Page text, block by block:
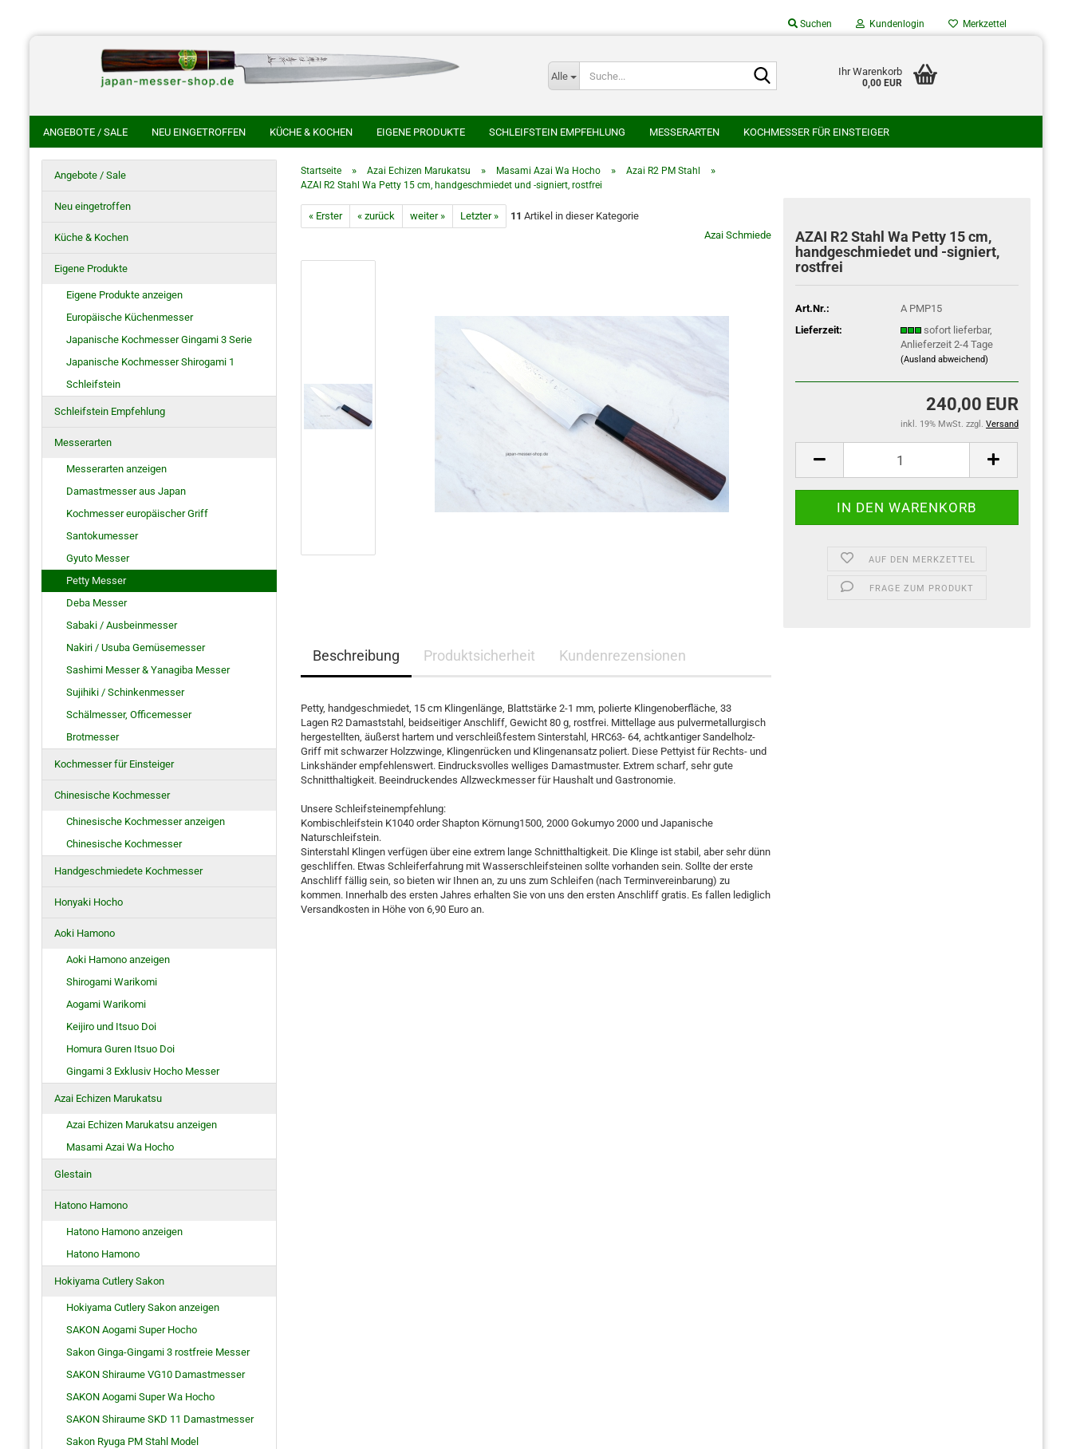
Suchen Kundenlogin
Passwort
Merkzettel
Alle Ihr Warenkorb
0,00 EUR
ANGEBOTE / SALE NEU EINGETROFFEN KÜCHE & KOCHEN EIGENE PRODUKTE SCHLEIFSTEIN EMPFEHLUNG MESSERARTEN KOCHMESSER FÜR EINSTEIGER
HANDGESCHMIEDETE KOCHMESSER HONYAKI HOCHO AOKI HAMONO AZAI ECHIZEN MARUKATSU
JAPANISCHE SCHLEIFSTEINE JAPANISCHE NATURSCHLEIFSTEINE
Startseite » Azai Echizen Marukatsu » Masami Azai Wa Hocho » Azai R2 PM Stahl »
AZAI R2 Stahl Wa Petty 15 cm, handgeschmiedet und -signiert, rostfrei
« Erster « zurück weiter » Letzter » 11 Artikel in dieser Kategorie
Azai Schmiede
AZAI R2 Stahl Wa Petty 15 cm,
handgeschmiedet und -signiert,
rostfrei
Art.Nr.:
A PMP15
Lieferzeit:
sofort lieferbar,
Anlieferzeit 2-4 Tage
(Ausland abweichend)
240,00 EUR
inkl. 19% MwSt. zzgl. Versand
AUF DEN MERKZETTEL
FRAGE ZUM PRODUKT
Beschreibung Produktsicherheit Kundenrezensionen
Petty, handgeschmiedet, 15 cm Klingenlänge, Blattstärke 2-1 mm, polierte Klingenoberfläche, 33
Lagen R2 Damaststahl, beidseitiger Anschliff, Gewicht 80 g, rostfrei. Mittellage aus pulvermetallurgisch
hergestellten, äußerst hartem und verschleißfestem Sinterstahl, HRC63- 64, achtkantiger Sandelholz-
Griff mit schwarzer Holzzwinge, Klingenrücken und Klingenansatz poliert. Diese Pettyist für Rechts- und
Linkshänder empfehlenswert. Eindrucksvolles welliges Damastmuster. Extrem scharf, sehr gute
Schnitthaltigkeit. Beeindruckendes Allzweckmesser für Haushalt und Gastronomie.
Unsere Schleifsteinempfehlung:
Kombischleifstein K1040 order Shapton Körnung1500, 2000 Gokumyo 2000 und Japanische
Naturschleifstein.
Sinterstahl Klingen verfügen über eine extrem lange Schnitthaltigkeit. Die Klinge ist stabil, aber sehr dünn
geschliffen. Etwas Schleiferfahrung mit Wasserschleifsteinen sollte vorhanden sein. Sollte der erste
Anschliff fällig sein, so bieten wir Ihnen an, zu uns zum Schleifen (nach Terminvereinbarung) zu
kommen. Innerhalb des ersten Jahres erhalten Sie von uns den ersten Anschliff gratis. Es fallen lediglich
Versandkosten in Höhe von 6,90 Euro an.
Angebote / Sale
Neu eingetroffen
Küche & Kochen
Eigene Produkte
Eigene Produkte anzeigen
Europäische Küchenmesser
Japanische Kochmesser Gingami 3 Serie
Japanische Kochmesser Shirogami 1
Schleifstein
Schleifstein Empfehlung
Messerarten
Messerarten anzeigen
Damastmesser aus Japan
Kochmesser europäischer Griff
Santokumesser
Gyuto Messer
Petty Messer
Deba Messer
Sabaki / Ausbeinmesser
Nakiri / Usuba Gemüsemesser
Sashimi Messer & Yanagiba Messer
Sujihiki / Schinkenmesser
Schälmesser, Officemesser
Brotmesser
Kochmesser für Einsteiger
Chinesische Kochmesser
Chinesische Kochmesser anzeigen
Chinesische Kochmesser
Handgeschmiedete Kochmesser
Honyaki Hocho
Aoki Hamono
Aoki Hamono anzeigen
Shirogami Warikomi
Aogami Warikomi
Keijiro und Itsuo Doi
Homura Guren Itsuo Doi
Gingami 3 Exklusiv Hocho Messer
Azai Echizen Marukatsu
Azai Echizen Marukatsu anzeigen
Masami Azai Wa Hocho
Glestain
Hatono Hamono
Hatono Hamono anzeigen
Hatono Hamono
Hokiyama Cutlery Sakon
Hokiyama Cutlery Sakon anzeigen
SAKON Aogami Super Hocho
Sakon Ginga-Gingami 3 rostfreie Messer
SAKON Shiraume VG10 Damastmesser
SAKON Aogami Super Wa Hocho
SAKON Shiraume SKD 11 Damastmesser
Sakon Ryuga PM Stahl Model